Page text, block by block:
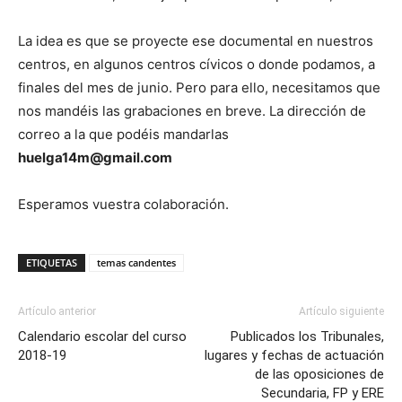
La idea es que se proyecte ese documental en nuestros
centros, en algunos centros cívicos o donde podamos, a
finales del mes de junio. Pero para ello, necesitamos que
nos mandéis las grabaciones en breve. La dirección de
correo a la que podéis mandarlas
huelga14m@gmail.com
Esperamos vuestra colaboración.
ETIQUETAS temas candentes
Artículo anterior
Calendario escolar del curso
2018-19
Artículo siguiente
Publicados los Tribunales,
lugares y fechas de actuación
de las oposiciones de
Secundaria, FP y ERE